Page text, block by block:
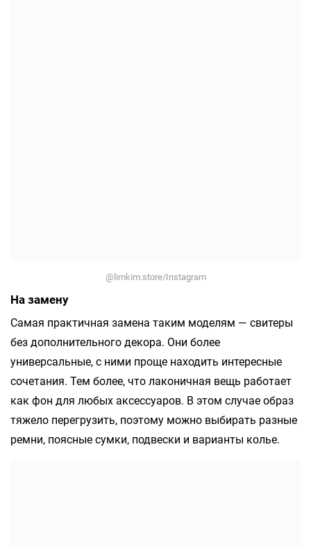
@limkim.store/Instagram
На замену
Самая практичная замена таким моделям — свитеры
без дополнительного декора. Они более
универсальные, с ними проще находить интересные
сочетания. Тем более, что лаконичная вещь работает
как фон для любых аксессуаров. В этом случае образ
тяжело перегрузить, поэтому можно выбирать разные
ремни, поясные сумки, подвески и варианты колье.